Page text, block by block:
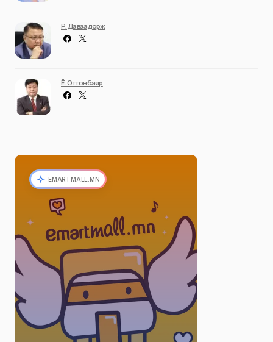
Р. Даваадорж
Ё. Отгонбаяр
EMARTMALL.MN